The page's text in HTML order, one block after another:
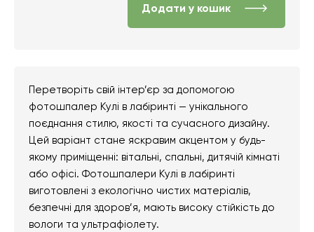
Додати у кошик
Перетворіть свій інтер’єр за допомогою
фотошпалер Кулі в лабіринті — унікального
поєднання стилю, якості та сучасного дизайну.
Цей варіант стане яскравим акцентом у будь-
якому приміщенні: вітальні, спальні, дитячій кімнаті
або офісі. Фотошпалери Кулі в лабіринті
виготовлені з екологічно чистих матеріалів,
безпечні для здоров’я, мають високу стійкість до
вологи та ультрафіолету.